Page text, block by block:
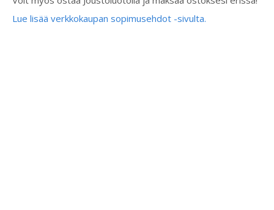
Lue lisää verkkokaupan sopimusehdot -sivulta.